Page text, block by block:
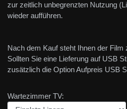
zur zeitlich unbegrenzten Nutzung
wieder aufführen.
Nach dem Kauf steht Ihnen der Film
Sollten Sie eine Lieferung auf USB
zusätzlich die Option Aufpreis USB
Wartezimmer TV: